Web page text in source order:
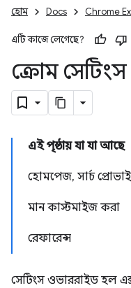
হোম Docs Chrome
এটি কাজে লেগেছে?
ক্রোম
এই পৃষ্ঠায় যা যা আছে
হোমপেজ, সার্চ
মান কাস্টমাইজ করা
রেফারেন্স
সেটিংস ওভাররাইড হল